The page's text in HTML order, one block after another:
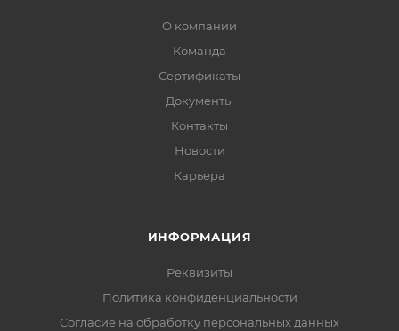
О компании
Команда
Сертификаты
Документы
Контакты
Новости
Карьера
ИНФОРМАЦИЯ
Реквизиты
Политика конфиденциальности
Cогласие на обработку персональных данных